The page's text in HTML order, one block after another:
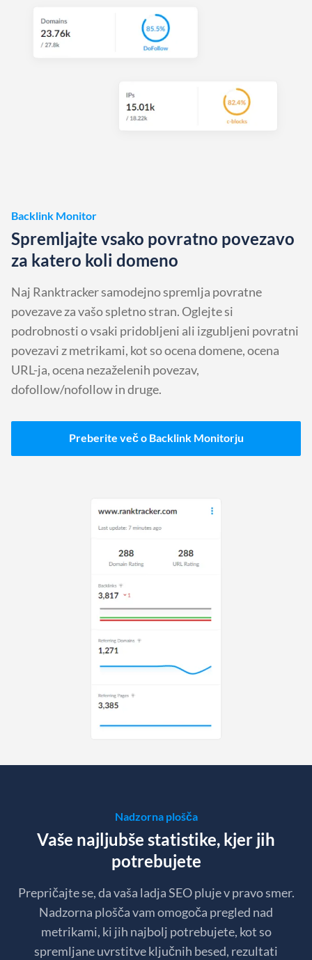
Backlink Monitor
Spremljajte vsako povratno povezavo
za katero koli domeno
Naj Ranktracker samodejno spremlja povratne
povezave za vašo spletno stran. Oglejte si
podrobnosti o vsaki pridobljeni ali izgubljeni povratni
povezavi z metrikami, kot so ocena domene, ocena
URL-ja, ocena nezaželenih povezav,
dofollow/nofollow in druge.
Preberite več o Backlink Monitorju
Nadzorna plošča
Vaše najljubše statistike, kjer jih
potrebujete
Prepričajte se, da vaša ladja SEO pluje v pravo smer.
Nadzorna plošča vam omogoča pregled nad
metrikami, ki jih najbolj potrebujete, kot so
spremljane uvrstitve ključnih besed, rezultati